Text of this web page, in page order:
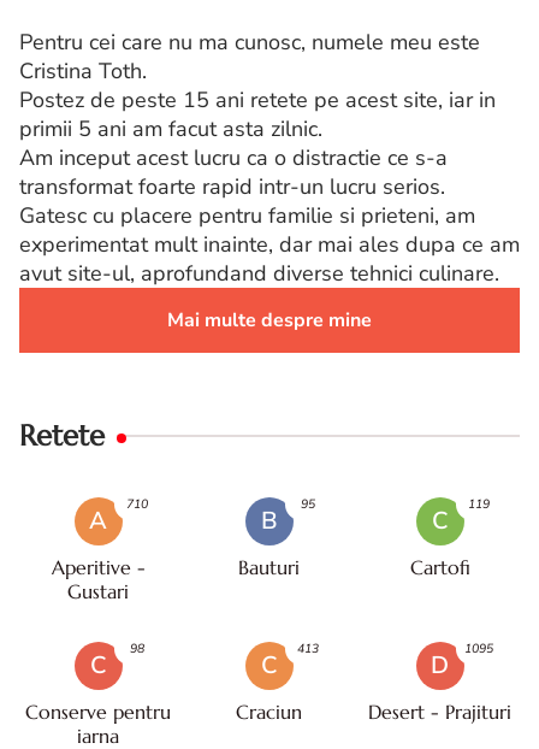
Pentru cei care nu ma cunosc, numele meu este
Cristina Toth.
Postez de peste 15 ani retete pe acest site, iar in
primii 5 ani am facut asta zilnic.
Am inceput acest lucru ca o distractie ce s-a
transformat foarte rapid intr-un lucru serios.
Gatesc cu placere pentru familie si prieteni, am
experimentat mult inainte, dar mai ales dupa ce am
avut site-ul, aprofundand diverse tehnici culinare.
Mai multe despre mine
Retete
A
Aperitive -
Gustari
710
B
Bauturi
95
C
Cartofi
119
C
Conserve pentru
iarna
98
C
Craciun
413
D
Desert - Prajituri
1095